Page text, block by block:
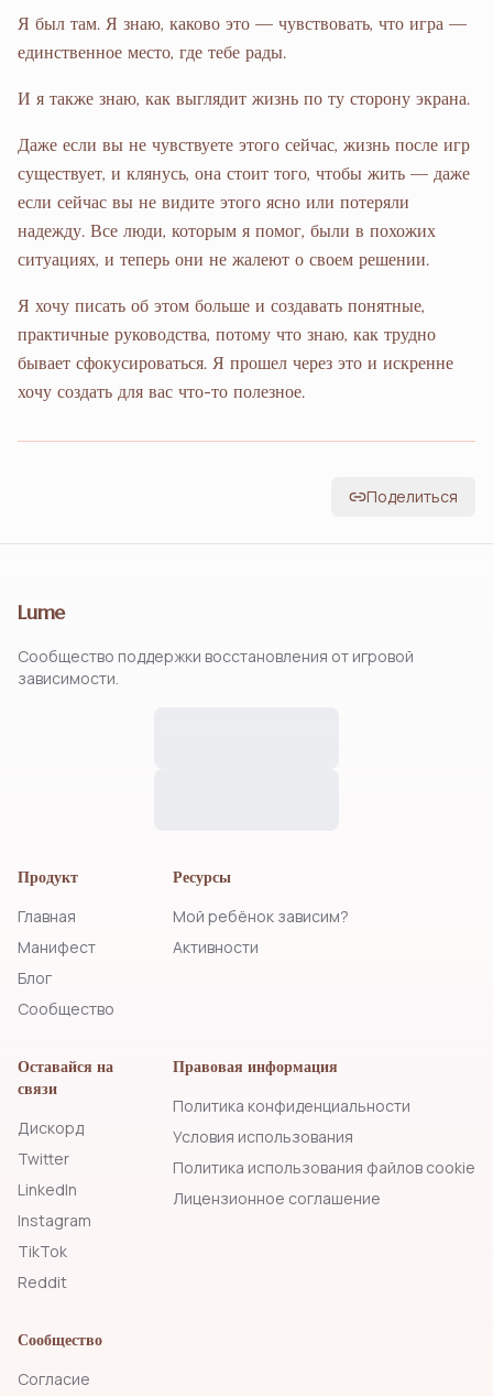
Я был там. Я знаю, каково это — чувствовать, что игра —
единственное место, где тебе рады.
И я также знаю, как выглядит жизнь по ту сторону экрана.
Даже если вы не чувствуете этого сейчас, жизнь после игр
существует, и клянусь, она стоит того, чтобы жить — даже
если сейчас вы не видите этого ясно или потеряли
надежду. Все люди, которым я помог, были в похожих
ситуациях, и теперь они не жалеют о своем решении.
Я хочу писать об этом больше и создавать понятные,
практичные руководства, потому что знаю, как трудно
бывает сфокусироваться. Я прошел через это и искренне
хочу создать для вас что-то полезное.
Поделиться
Lume
Сообщество поддержки восстановления от игровой
зависимости.
Продукт
Главная
Манифест
Блог
Сообщество
Ресурсы
Мой ребёнок зависим?
Активности
Оставайся на
связи
Дискорд
Twitter
LinkedIn
Instagram
TikTok
Reddit
Правовая информация
Политика конфиденциальности
Условия использования
Политика использования файлов cookie
Лицензионное соглашение
Сообщество
Согласие